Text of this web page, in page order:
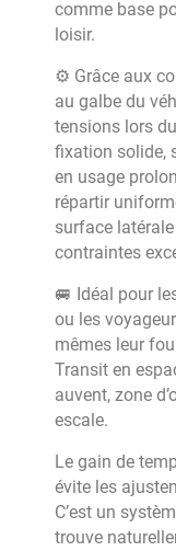
comme base
loisir.
⚙️ Grâce aux
au galbe du
tensions lors
fixation solide,
en usage
répartir
surface
contraintes
🚐 Idéal pour
ou les
mêmes leur
Transit en
auvent, zone
escale.
Le gain de
évite les
C’est un
trouve